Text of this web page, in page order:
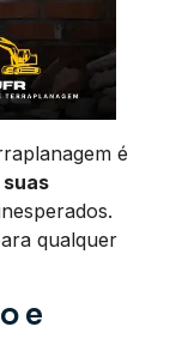
é
qualquer
e